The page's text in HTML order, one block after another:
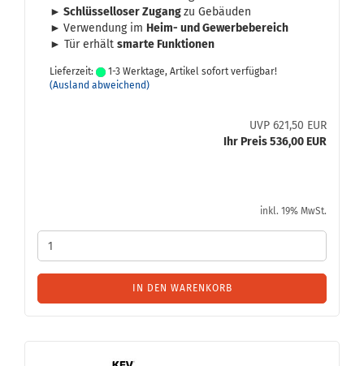
► Schlüs­sel­lo­ser Zu­gangzu Ge­bäu­den
► Ver­wen­dung im Heim- und Ge­wer­be­be­reich
► Tür er­hält smar­te Funk­tio­nen
Lieferzeit:
1-3 Werktage, Artikel sofort verfügbar!
(Ausland abweichend)
UVP 621,50 EUR
Ihr Preis 536,00 EUR
inkl. 19% MwSt.
IN DEN WARENKORB